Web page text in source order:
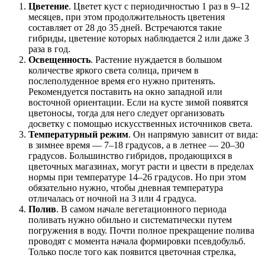
Цветение. Цветет куст с периодичностью 1 раз в 9–12
месяцев, при этом продолжительность цветения
составляет от 28 до 35 дней. Встречаются такие
гибриды, цветение которых наблюдается 2 или даже 3
раза в год.
Освещенность. Растение нуждается в большом
количестве яркого света солнца, причем в
послеполуденное время его нужно притенять.
Рекомендуется поставить на окно западной или
восточной ориентации. Если на кусте зимой появятся
цветоносы, тогда для него следует организовать
досветку с помощью искусственных источников света.
Температурный режим. Он напрямую зависит от вида:
в зимнее время — 7–18 градусов, а в летнее — 20–30
градусов. Большинство гибридов, продающихся в
цветочных магазинах, могут расти и цвести в пределах
нормы при температуре 14–26 градусов. Но при этом
обязательно нужно, чтобы дневная температура
отличалась от ночной на 3 или 4 градуса.
Полив. В самом начале вегетационного периода
поливать нужно обильно и систематически путем
погружения в воду. Почти полное прекращение полива
проводят с момента начала формировки псевдобульб.
Только после того как появится цветочная стрелка,